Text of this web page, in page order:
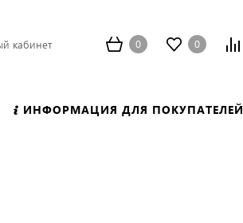
кабинет 0 0
ИНФОРМАЦИЯ ДЛЯ ПОКУПАТЕЛЕЙ